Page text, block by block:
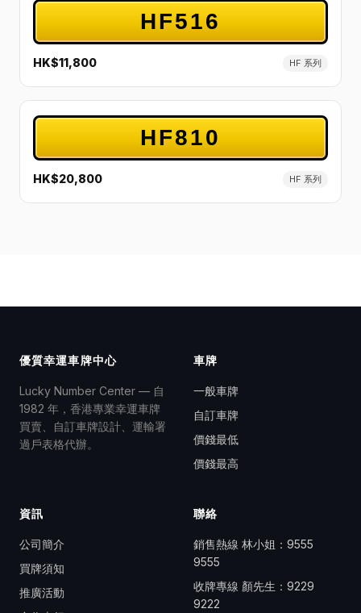
HF516
HK$11,800 HF 系列
HF810
HK$20,800 HF 系列
優質幸運車牌中心
Lucky Number Center — 自
1982 年，香港專業幸運車牌
買賣、自訂車牌設計、運輸署
過戶表格代辦。
車牌
一般車牌
自訂車牌
價錢最低
價錢最高
資訊
公司簡介
買牌須知
推廣活動
聯絡
銷售熱線 林小姐： 9555
9555
收牌專線 顏先生： 9229
9222